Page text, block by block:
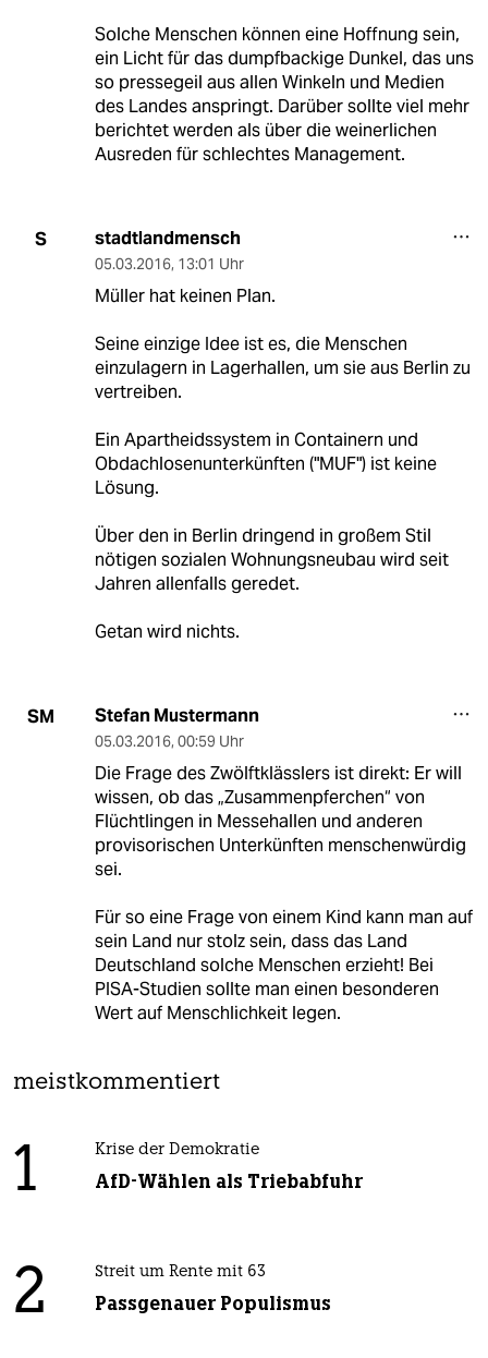
Solche Menschen können eine Hoffnung sein,
ein Licht für das dumpfbackige Dunkel, das uns
so pressegeil aus allen Winkeln und Medien
des Landes anspringt. Darüber sollte viel mehr
berichtet werden als über die weinerlichen
Ausreden für schlechtes Management.
S stadtlandmensch
05.03.2016, 13:01 Uhr
Müller hat keinen Plan.
Seine einzige Idee ist es, die Menschen
einzulagern in Lagerhallen, um sie aus Berlin zu
vertreiben.
Ein Apartheidssystem in Containern und
Obdachlosenunterkünften ("MUF") ist keine
Lösung.
Über den in Berlin dringend in großem Stil
nötigen sozialen Wohnungsneubau wird seit
Jahren allenfalls geredet.
Getan wird nichts.
SM Stefan Mustermann
05.03.2016, 00:59 Uhr
Die Frage des Zwölftklässlers ist direkt: Er will
wissen, ob das „Zusammenpferchen“ von
Flüchtlingen in Messehallen und anderen
provisorischen Unterkünften menschenwürdig
sei.
Für so eine Frage von einem Kind kann man auf
sein Land nur stolz sein, dass das Land
Deutschland solche Menschen erzieht! Bei
PISA-Studien sollte man einen besonderen
Wert auf Menschlichkeit legen.
meistkommentiert
1 Krise der Demokratie
AfD-Wählen als Triebabfuhr
2 Streit um Rente mit 63
Passgenauer Populismus